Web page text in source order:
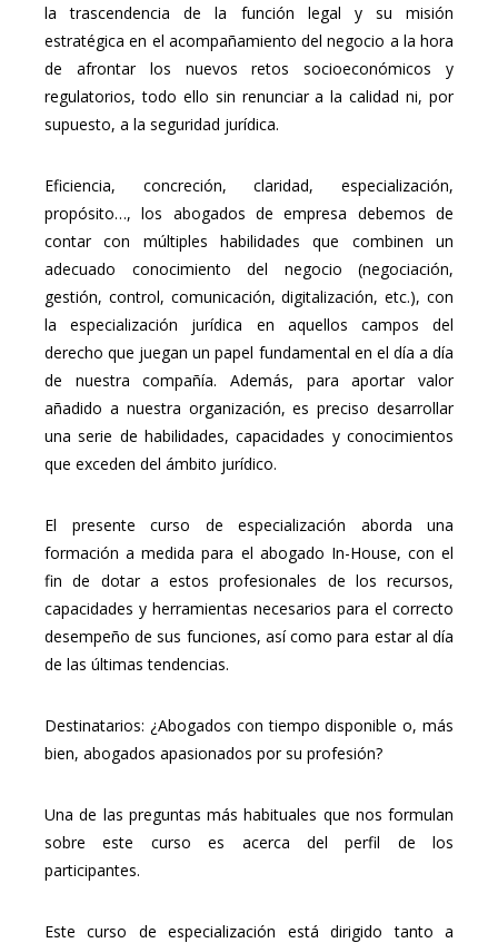
la trascendencia de la función legal y su misión
estratégica en el acompañamiento del negocio a la hora
de afrontar los nuevos retos socioeconómicos y
regulatorios, todo ello sin renunciar a la calidad ni, por
supuesto, a la seguridad jurídica.
Eficiencia, concreción, claridad, especialización,
propósito…, los abogados de empresa debemos de
contar con múltiples habilidades que combinen un
adecuado conocimiento del negocio (negociación,
gestión, control, comunicación, digitalización, etc.), con
la especialización jurídica en aquellos campos del
derecho que juegan un papel fundamental en el día a día
de nuestra compañía. Además, para aportar valor
añadido a nuestra organización, es preciso desarrollar
una serie de habilidades, capacidades y conocimientos
que exceden del ámbito jurídico.
El presente curso de especialización aborda una
formación a medida para el abogado In-House, con el
fin de dotar a estos profesionales de los recursos,
capacidades y herramientas necesarios para el correcto
desempeño de sus funciones, así como para estar al día
de las últimas tendencias.
Destinatarios: ¿Abogados con tiempo disponible o, más
bien, abogados apasionados por su profesión?
Una de las preguntas más habituales que nos formulan
sobre este curso es acerca del perfil de los
participantes.
Este curso de especialización está dirigido tanto a